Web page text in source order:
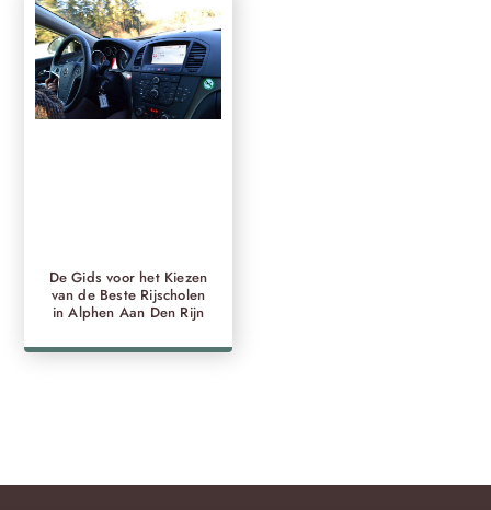
De Gids voor het Kiezen
van de Beste Rijscholen
in Alphen Aan Den Rijn